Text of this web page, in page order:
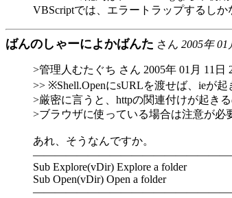
VBScriptでは、エラートラップするし
ばんのしゃーによかばんた さん 2005年 01
>管理人むたぐち さん 2005年 01月 11日
>> ※Shell.OpenにsURLを渡せば、ieが起
>厳密に言うと、httpの関連付けが起き
>ブラウザに使っている場合は注意が必
あれ、そうなんですか。
Sub Explore(vDir) Explore a folder
Sub Open(vDir) Open a folder